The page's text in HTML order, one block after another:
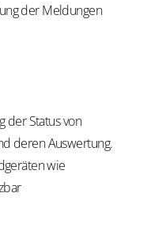
der Meldungen
der Status von
deren Auswertung.
wie